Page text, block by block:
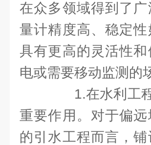
在众多领域得到了
量计精度高、稳定
具有更高的灵活性
电或需要移动监测的
1.在水利工程
重要作用。对于偏
的引水工程而言，